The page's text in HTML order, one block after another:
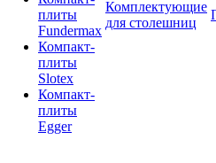
плиты
Fundermax
Компакт-
плиты
Slotex
Компакт-
плиты
Egger
Комплектующие
для столешниц